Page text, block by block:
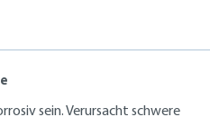
sein. Verursacht schwere